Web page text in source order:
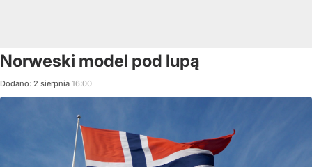
Norweski model pod lupą
Dodano: 2 sierpnia 16:00